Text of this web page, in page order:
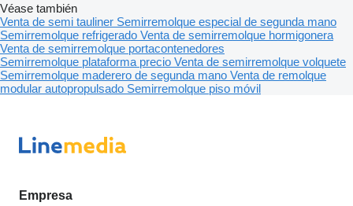
Véase también
Venta de semi tauliner Semirremolque especial de segunda mano
Semirremolque refrigerado Venta de semirremolque hormigonera
Venta de semirremolque portacontenedores
Semirremolque plataforma precio Venta de semirremolque volquete
Semirremolque maderero de segunda mano Venta de remolque
modular autopropulsado Semirremolque piso móvil
Empresa